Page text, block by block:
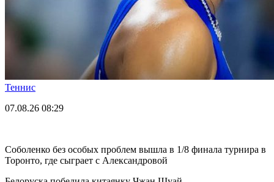
Теннис
07.08.26 08:29
Соболенко без особых проблем вышла в 1/8 финала турнира в
Торонто, где сыграет с Александровой